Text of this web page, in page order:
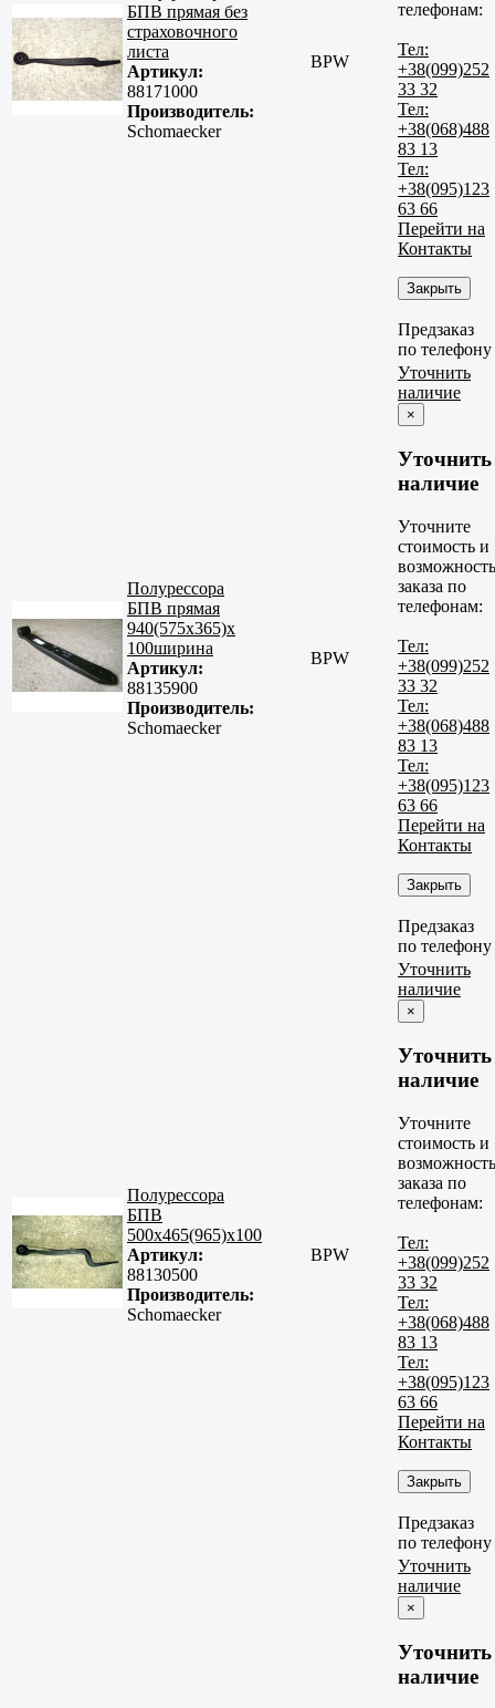
БПВ прямая без
страховочного
листа
Артикул:
88171000
Производитель:
Schomaecker
BPW
телефонам:
Тел:
+38(099)252
33 32
Тел:
+38(068)488
83 13
Тел:
+38(095)123
63 66
Перейти на
Контакты
Закрыть
Предзаказ
по телефону
Полурессора
БПВ прямая
940(575x365)x
100ширина
Артикул:
88135900
Производитель:
Schomaecker
BPW
Уточнить
наличие
×
Уточнить
наличие
Уточните
стоимость и
возможность
заказа по
телефонам:
Тел:
+38(099)252
33 32
Тел:
+38(068)488
83 13
Тел:
+38(095)123
63 66
Перейти на
Контакты
Закрыть
Предзаказ
по телефону
Полурессора
БПВ
500x465(965)x100
Артикул:
88130500
Производитель:
Schomaecker
BPW
Уточнить
наличие
×
Уточнить
наличие
Уточните
стоимость и
возможность
заказа по
телефонам:
Тел:
+38(099)252
33 32
Тел:
+38(068)488
83 13
Тел:
+38(095)123
63 66
Перейти на
Контакты
Закрыть
Предзаказ
по телефону
Уточнить
наличие
×
Уточнить
наличие